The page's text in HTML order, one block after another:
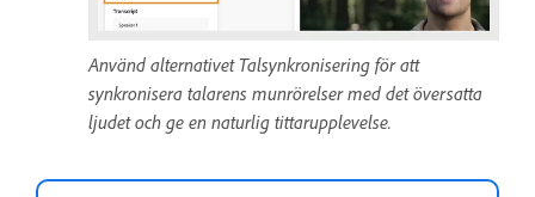
Använd alternativet Talsynkronisering för att
synkronisera talarens munrörelser med det översatta
ljudet och ge en naturlig tittarupplevelse.